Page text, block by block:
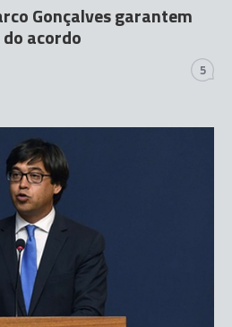
Gonçalves garantem
acordo
5